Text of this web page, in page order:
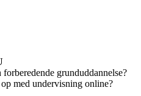
grunduddannelse?
med undervisning online?